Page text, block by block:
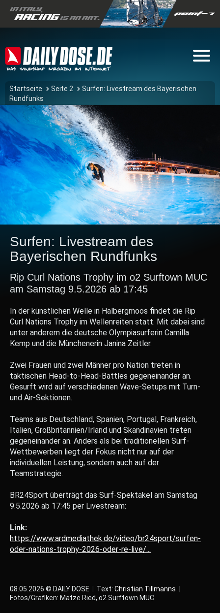
Startseite Seite 2
Surfen: Livestream des Bayerischen
Rundfunks
Surfen: Livestream des
Bayerischen Rundfunks
Rip Curl Nations Trophy im o2 Surftown MUC
am Samstag 9.5.2026 ab 17:45
In der künstlichen Welle in Halbergmoos findet die Rip
Curl Nations Trophy im Wellenreiten statt. Mit dabei sind
unter anderem die deutsche Olympiasurferin Camilla
Kemp und die Münchenerin Janina Zeitler.
Zwei Frauen und zwei Männer pro Nation treten in
taktischen Head-to-Head-Battles gegeneinander an.
Gesurft wird auf verschiedenen Wave-Setups mit Turn-
und Air-Sektionen.
Teams aus Deutschland, Spanien, Portugal, Frankreich,
Italien, Großbritannien/Irland und Skandinavien treten
gegeneinander an. Anders als bei traditionellen Surf-
Wettbewerben liegt der Fokus nicht nur auf der
individuellen Leistung, sondern auch auf der
Teamstrategie.
BR24Sport überträgt das Surf-Spektakel am Samstag
9.5.2026 ab 17:45 per Livestream:
Link:
https://www.ardmediathek.de/video/br24sport/surfen-
oder-nations-trophy-2026-oder-re-live/...
08.05.2026 © DAILY DOSE | Text: Christian Tillmanns |
Fotos/Grafiken: Matze Ried, o2 Surftown MUC